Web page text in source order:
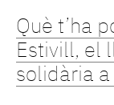
Què t’ha
Estivill, el
solidària a